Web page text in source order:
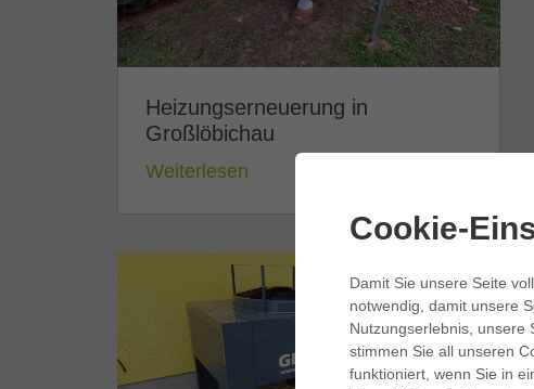
Heizungserneuerung in
Großlöbichau
Weiterlesen
Cookie-
Damit Sie unsere Seite
notwendig, damit unsere
Nutzungserlebnis, unsere
stimmen Sie all unseren
funktioniert, wenn Sie in